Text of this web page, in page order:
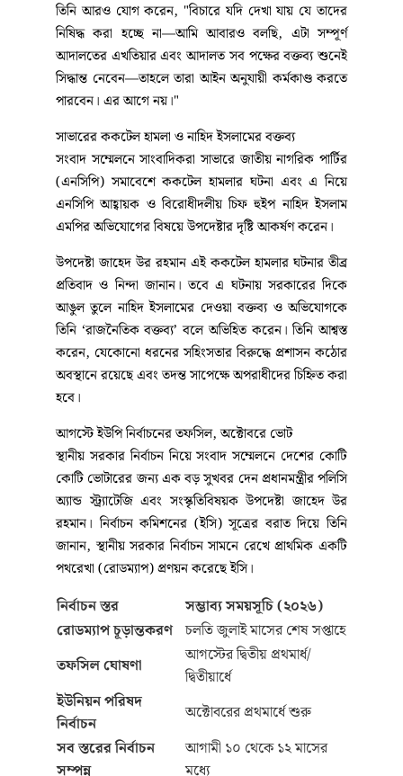
তিনি আরও যোগ করেন, "বিচারে যদি দেখা যায় যে তাদের
নিষিদ্ধ করা হচ্ছে না—আমি আবারও বলছি, এটা সম্পূর্ণ
আদালতের এখতিয়ার এবং আদালত সব পক্ষের বক্তব্য শুনেই
সিদ্ধান্ত নেবেন—তাহলে তারা আইন অনুযায়ী কর্মকাণ্ড করতে
পারবেন। এর আগে নয়।"
সাভারের ককটেল হামলা ও নাহিদ ইসলামের বক্তব্য
সংবাদ সম্মেলনে সাংবাদিকরা সাভারে জাতীয় নাগরিক পার্টির
(এনসিপি) সমাবেশে ককটেল হামলার ঘটনা এবং এ নিয়ে
এনসিপি আহ্বায়ক ও বিরোধীদলীয় চিফ হুইপ নাহিদ ইসলাম
এমপির অভিযোগের বিষয়ে উপদেষ্টার দৃষ্টি আকর্ষণ করেন।
উপদেষ্টা জাহেদ উর রহমান এই ককটেল হামলার ঘটনার তীব্র
প্রতিবাদ ও নিন্দা জানান। তবে এ ঘটনায় সরকারের দিকে
আঙুল তুলে নাহিদ ইসলামের দেওয়া বক্তব্য ও অভিযোগকে
তিনি ‘রাজনৈতিক বক্তব্য’ বলে অভিহিত করেন। তিনি আশ্বস্ত
করেন, যেকোনো ধরনের সহিংসতার বিরুদ্ধে প্রশাসন কঠোর
অবস্থানে রয়েছে এবং তদন্ত সাপেক্ষে অপরাধীদের চিহ্নিত করা
হবে।
আগস্টে ইউপি নির্বাচনের তফসিল, অক্টোবরে ভোট
স্থানীয় সরকার নির্বাচন নিয়ে সংবাদ সম্মেলনে দেশের কোটি
কোটি ভোটারের জন্য এক বড় সুখবর দেন প্রধানমন্ত্রীর পলিসি
অ্যান্ড স্ট্র্যাটেজি এবং সংস্কৃতিবিষয়ক উপদেষ্টা জাহেদ উর
রহমান। নির্বাচন কমিশনের (ইসি) সূত্রের বরাত দিয়ে তিনি
জানান, স্থানীয় সরকার নির্বাচন সামনে রেখে প্রাথমিক একটি
পথরেখা (রোডম্যাপ) প্রণয়ন করেছে ইসি।
নির্বাচন স্তর
সম্ভাব্য সময়সূচি (২০২৬)
রোডম্যাপ চূড়ান্তকরণ চলতি জুলাই মাসের শেষ সপ্তাহে
তফসিল ঘোষণা
আগস্টের দ্বিতীয় প্রথমার্ধ/
দ্বিতীয়ার্ধে
ইউনিয়ন পরিষদ
নির্বাচন
অক্টোবরের প্রথমার্ধে শুরু
সব স্তরের নির্বাচন
সম্পন্ন
আগামী ১০ থেকে ১২ মাসের
মধ্যে